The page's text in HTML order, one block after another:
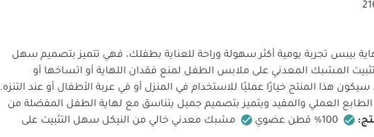
بيبس تجربة يومية أكثر سهولة وراحة للعناية بطفلك، فهي تتميز بتصميم سهل
المشبك المعدني على ملابس الطفل لمنع فقدان اللهاية أو اتساخها أو
هذا المنتج خيارًا عمليًا للاستخدام في المنزل أو في عربة الأطفال أو عند التنزه.
الطابع العملي والمفيد ويتميز بتصميم جميل يتناسق مع لهاية الطفل المفضلة من
100‏%‏ قطن عضوي
مشبك معدني خالي من النيكل سهل التثبيت على